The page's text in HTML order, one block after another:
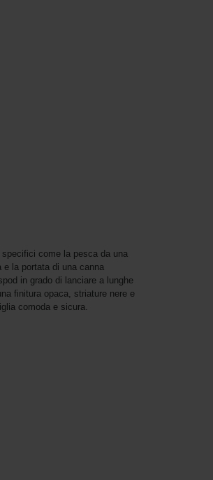
come la pesca da una
la portata di una canna
in grado di lanciare a lunghe
finitura opaca, striature nere e
comoda e sicura.